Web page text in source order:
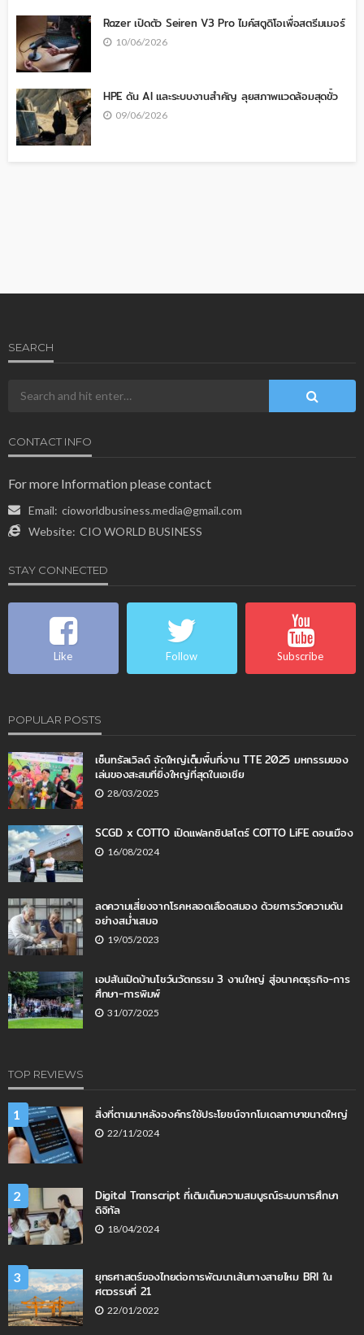
Razer เปิดตัว Seiren V3 Pro ไมค์สตูดิโอเพื่อสตรีมเมอร์
10/06/2026
HPE ดัน AI และระบบงานสำคัญ ลุยสภาพแวดล้อมสุดขั้ว
09/06/2026
SEARCH
CONTACT INFO
For more Information please contact
Email: cioworldbusiness.media@gmail.com
Website: CIO WORLD BUSINESS
STAY CONNECTED
Like Follow Subscribe
POPULAR POSTS
เซ็นทรัลเวิลด์ จัดใหญ่เต็มพื้นที่งาน TTE 2025 มหกรรมของ
เล่นของสะสมที่ยิ่งใหญ่ที่สุดในเอเชีย
28/03/2025
SCGD x COTTO เปิดแฟลกชิปสโตร์ COTTO LiFE ดอนเมือง
16/08/2024
ลดความเสี่ยงจากโรคหลอดเลือดสมอง ด้วยการวัดความดัน
อย่างสม่ำเสมอ
19/05/2023
เอปสันเปิดบ้านโชว์นวัตกรรม 3 งานใหญ่ สู่อนาคตธุรกิจ-การ
ศึกษา-การพิมพ์
31/07/2025
TOP REVIEWS
1 สิ่งที่ตามมาหลังองค์กรใช้ประโยชน์จากโมเดลภาษาขนาดใหญ่
22/11/2024
2
Digital Transcript ที่เติมเต็มความสมบูรณ์ระบบการศึกษา
ดิจิทัล
18/04/2024
3
ยุทธศาสตร์ของไทยต่อการพัฒนาเส้นทางสายไหม BRI ใน
ศตวรรษที่ 21
22/01/2022